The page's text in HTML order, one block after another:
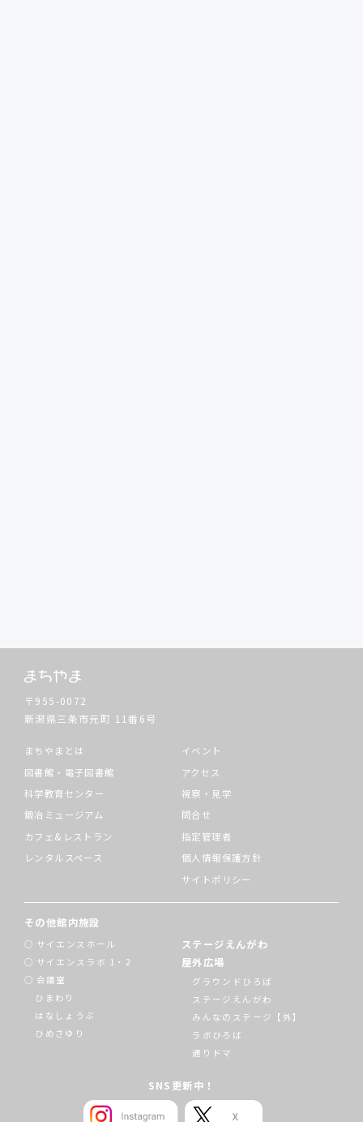
〒955-0072
新潟県三条市元町 11番6号
まちやまとは
図書館・電子図書館
科学教育センター
鍛冶ミュージアム
カフェ&レストラン
レンタルスペース
イベント
アクセス
視察・見学
問合せ
指定管理者
個人情報保護方針
サイトポリシー
その他館内施設
サイエンスホール
サイエンスラボ 1・2
会議室
ひまわり
はなしょうぶ
ひめさゆり
ステージえんがわ
屋外広場
グラウンドひろば
ステージえんがわ
みんなのステージ【外】
ラボひろば
通りドマ
SNS更新中！